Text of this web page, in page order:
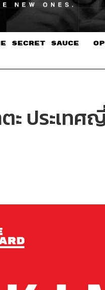
SECRET SAUCE​
ะ ประเท